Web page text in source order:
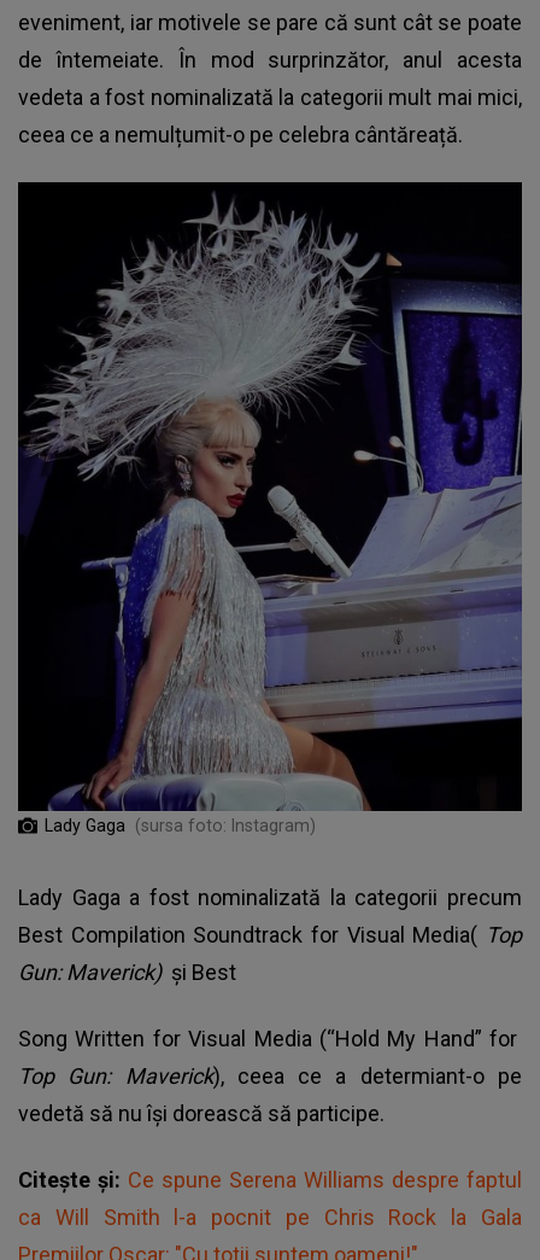
eveniment, iar motivele se pare că sunt cât se poate
de întemeiate. În mod surprinzător, anul acesta
vedeta a fost nominalizată la categorii mult mai mici,
ceea ce a nemulțumit-o pe celebra cântăreață.
Lady Gaga (sursa foto: Instagram)
Lady Gaga a fost nominalizată la categorii precum
Best Compilation Soundtrack for Visual Media( Top
Gun: Maverick) și Best
Song Written for Visual Media (“Hold My Hand” for
Top Gun: Maverick), ceea ce a determiant-o pe
vedetă să nu își dorească să participe.
Citește și: Ce spune Serena Williams despre faptul
ca Will Smith l-a pocnit pe Chris Rock la Gala
Premiilor Oscar: "Cu totii suntem oameni!"